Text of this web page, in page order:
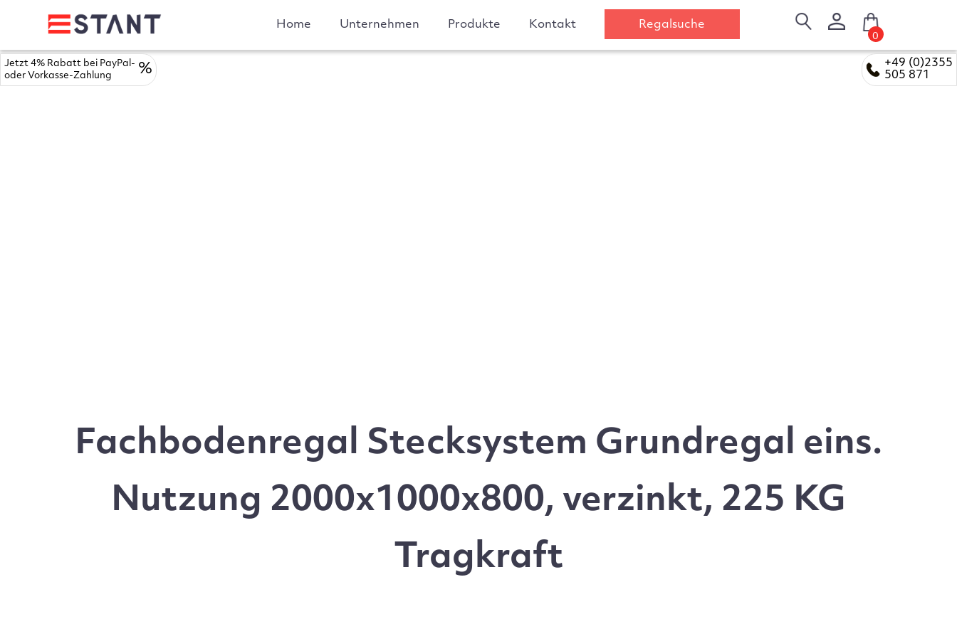
+49 (0)2355
505 871
Jetzt 4% Rabatt bei PayPal-
oder Vorkasse-Zahlung
%
Home Unternehmen Produkte Kontakt Regalsuche
0
Fachbodenregal Stecksystem Grundregal eins.
Nutzung 2000x1000x800, verzinkt, 225 KG
Tragkraft